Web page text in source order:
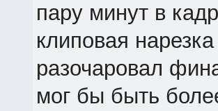
пару минут в
клиповая
разочаровал
мог бы быть